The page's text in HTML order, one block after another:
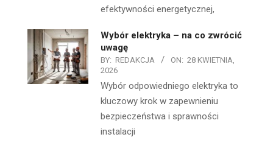
efektywności energetycznej,
Wybór elektryka – na co zwrócić
uwagę
BY: REDAKCJA ON: 28 KWIETNIA,
2026
Wybór odpowiedniego elektryka to
kluczowy krok w zapewnieniu
bezpieczeństwa i sprawności
instalacji